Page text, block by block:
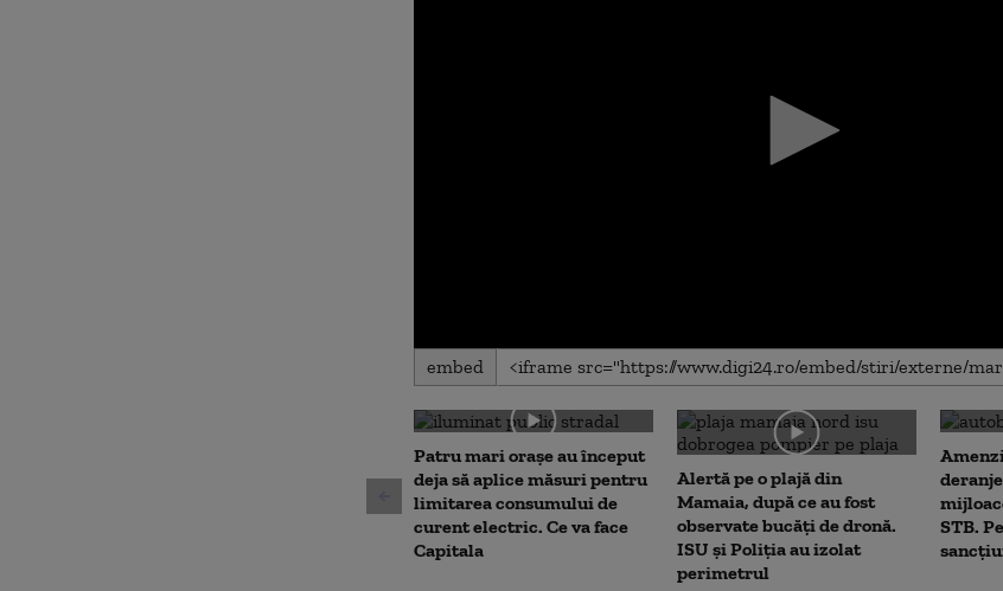
0
seconds
7
minutes,
19
seconds
Volume
90%
embed
Patru mari orașe au început
deja să aplice măsuri pentru
limitarea consumului de
curent electric. Ce va face
Capitala
Alertă pe o plajă din
Mamaia, după ce au fost
observate bucăți de dronă.
ISU și Poliția au izolat
perimetrul
STB.